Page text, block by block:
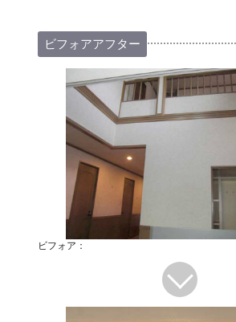
ビフォアアフター
ビフォア：